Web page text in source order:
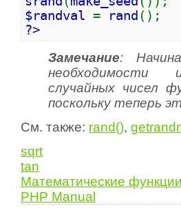
$randval = rand ();
?>
Замечание:
необходимости
случайных чисел
поскольку теперь
См. также: rand(),
sqrt
tan
Математические функции
PHP Manual